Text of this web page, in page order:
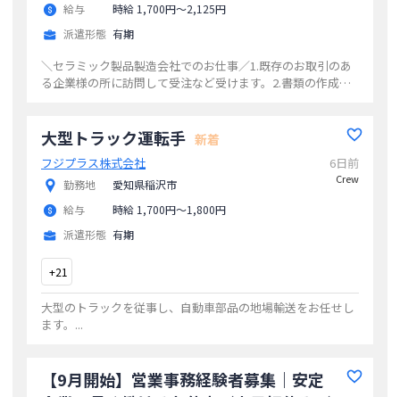
給与
時給 1,700円〜2,125円
派遣形態 有期
＼セラミック製品製造会社でのお仕事／1.既存のお取引のあ
る企業様の所に訪問して受注など受けます。2.書類の作成や
大型トラック運転手 新着
フジプラス株式会社
勤務地
愛知県稲沢市
給与
時給 1,700円〜1,800円
派遣形態 有期
6日前
Crew
+21
大型のトラックを従事し、自動車部品の地場輸送をお任せし
ます。 ...
【9月開始】営業事務経験者募集｜安定